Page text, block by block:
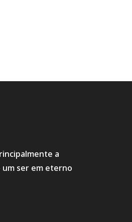
a
um ser em eterno